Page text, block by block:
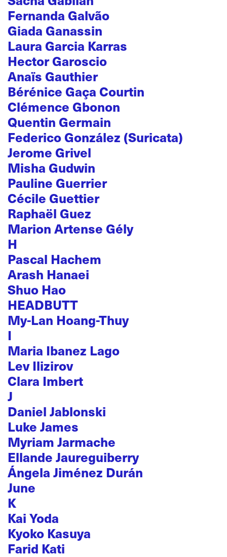
Fernanda Galvão
Giada Ganassin
Laura Garcia Karras
Hector Garoscio
Anaïs Gauthier
Bérénice Gaça Courtin
Clémence Gbonon
Quentin Germain
Federico González (Suricata)
Jerome Grivel
Misha Gudwin
Pauline Guerrier
Cécile Guettier
Raphaël Guez
Marion Artense Gély
H
Pascal Hachem
Arash Hanaei
Shuo Hao
HEADBUTT
My-Lan Hoang-Thuy
I
Maria Ibanez Lago
Lev Ilizirov
Clara Imbert
J
Daniel Jablonski
Luke James
Myriam Jarmache
Ellande Jaureguiberry
Ángela Jiménez Durán
June
K
Kai Yoda
Kyoko Kasuya
Farid Kati